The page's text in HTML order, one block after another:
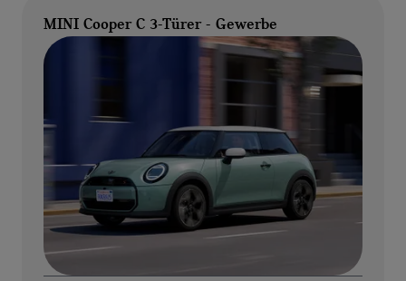
MINI Cooper C 3-Türer - Gewerbe